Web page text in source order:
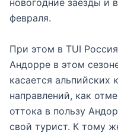
новогодние заезды и
февраля.
При этом в TUI
Андорре в этом
касается альпийских
направлений, как
оттока в пользу
свой турист. К тому